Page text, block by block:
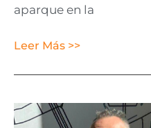
aparque en la
Leer Más >>